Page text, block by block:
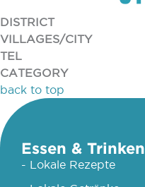
DISTRICT
VILLAGES/CITY
TEL
CATEGORY
back to top
Essen & Trinken
- Lokale Rezepte